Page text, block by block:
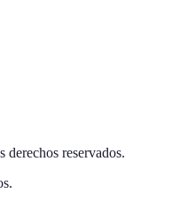
derechos reservados.